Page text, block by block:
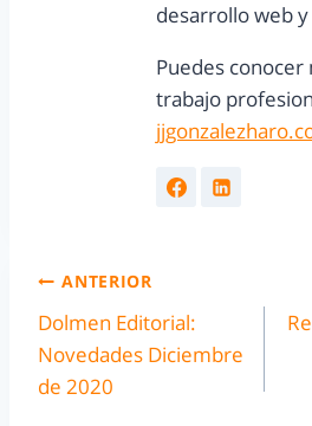
desarrollo web
Puedes conocer
trabajo
ANTERIOR
Dolmen Editorial:
Novedades Diciembre
de 2020